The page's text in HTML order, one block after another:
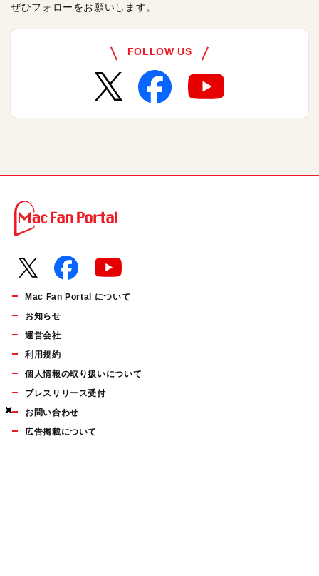
×
×
×
ぜひフォローをお願いします。
FOLLOW US
Mac Fan Portal について
お知らせ
運営会社
利用規約
個人情報の取り扱いについて
プレスリリース受付
お問い合わせ
広告掲載について